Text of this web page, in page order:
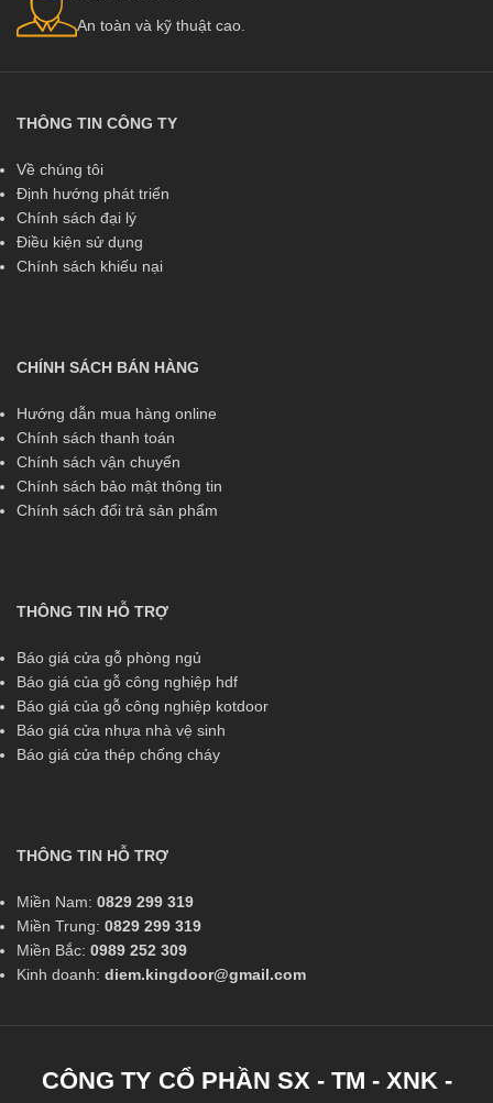
An toàn và kỹ thuật cao.
THÔNG TIN CÔNG TY
Về chúng tôi
Định hướng phát triển
Chính sách đại lý
Điều kiện sử dụng
Chính sách khiếu nại
CHÍNH SÁCH BÁN HÀNG
Hướng dẫn mua hàng online
Chính sách thanh toán
Chính sách vận chuyển
Chính sách bảo mật thông tin
Chính sách đổi trả sản phẩm
THÔNG TIN HỖ TRỢ
Báo giá cửa gỗ phòng ngủ
Báo giá của gỗ công nghiệp hdf
Báo giá của gỗ công nghiệp kotdoor
Báo giá cửa nhựa nhà vệ sinh
Báo giá cửa thép chống cháy
THÔNG TIN HỖ TRỢ
Miền Nam: 0829 299 319
Miền Trung: 0829 299 319
Miền Bắc: 0989 252 309
Kinh doanh: diem.kingdoor@gmail.com
CÔNG TY CỔ PHẦN SX - TM - XNK -